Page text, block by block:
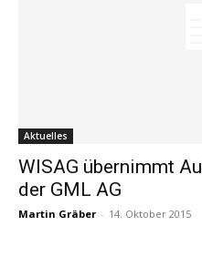
Aktuelles
WISAG übernimmt
der GML AG
Martin Gräber - 14. Oktober 2015